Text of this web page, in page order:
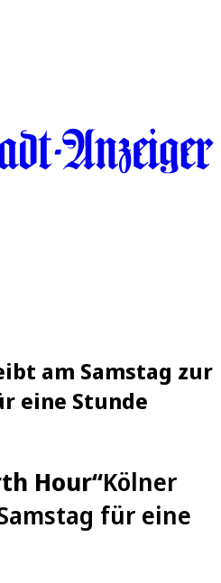
am Samstag zur
eine Stunde
Hour“Kölner
für eine